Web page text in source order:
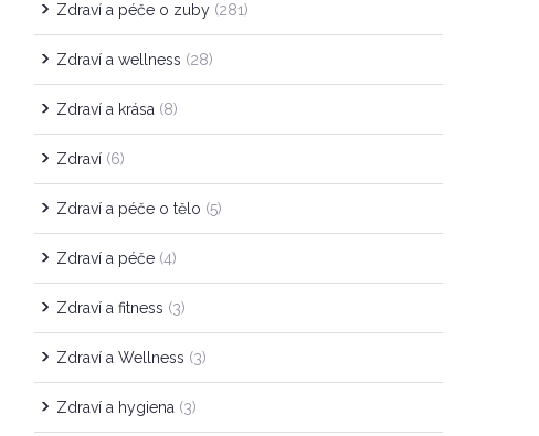
Zdraví a péče o zuby (281)
Zdraví a wellness (28)
Zdraví a krása (8)
Zdraví (6)
Zdraví a péče o tělo (5)
Zdraví a péče (4)
Zdraví a fitness (3)
Zdraví a Wellness (3)
Zdraví a hygiena (3)